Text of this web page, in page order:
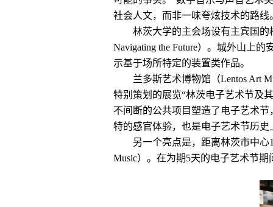
社会人文，而非一味夸炫技术的路线
林茨大学的主会场设有主宾国
Navigating the Future）。城外山上
示基于场所特定的装置类作品。
兰多斯艺术博物馆（Lentos Art
特别策划的展览“林茨电子艺术节及
不间断的公共项目塑造了电子艺术
特的感官体验，也是电子艺术节历史
另一个亮点是，距离林茨市中
Music）。在为期5天的电子艺术节